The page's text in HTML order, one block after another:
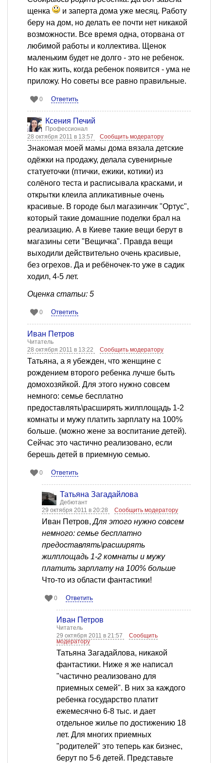
щенка
и заперта дома уже месяц. Работу
беру на дом, но делать ее почти нет никакой
возможности. Все время одна, оторвана от
любимой работы и коллектива. Щенок
маленьким будет не долго - это не ребенок.
Но как жить, когда ребенок появится - ума не
приложу. Но советы все равно правильные.
0 Ответить
Ксения Печий
Профессионал
28 октября 2011 в 13:57
Сообщить модератору
Знакомая моей мамы дома вязала детские
одёжки на продажу, делала сувенирные
статуеточки (птички, ежики, котики) из
солёного теста и расписывала красками, и
открытки клеила апликативные очень
красивые. В городе был магазинчик "Ортус",
который такие домашние поделки брал на
реализацию. А в Киеве такие вещи берут в
магазины сети "Вещичка". Правда вещи
выходили действительно очень красивые,
без огрехов. Да и ребёночек-то уже в садик
ходил, 4-5 лет.
Оценка статьи: 5
0 Ответить
Иван Петров
Читатель
28 октября 2011 в 13:22
Сообщить модератору
Татьяна, а я убежден, что женщине с
рождением второго ребенка лучше быть
домохозяйкой. Для этого нужно совсем
немного: семье бесплатно
предоставлять\расширять жилплощадь 1-2
комнаты и мужу платить зарплату на 100%
больше. (можно жене за воспитание детей).
Сейчас это частично реализовано, если
берешь детей в приемную семью.
0 Ответить
Татьяна Загадайлова
Дебютант
29 октября 2011 в 20:28
Сообщить модератору
Иван Петров,Для этого нужно совсем
немного: семье бесплатно
предоставлять\расширять
жилплощадь 1-2 комнаты и мужу
платить зарплату на 100% больше
Что-то из области фантастики!
0 Ответить
Иван Петров
Читатель
29 октября 2011 в 21:57
Сообщить
модератору
Татьяна Загадайлова, никакой
фантастики. Ниже я же написал
"частично реализовано для
приемных семей". В них за каждого
ребенка государство платит
ежемесячно 6-8 тыс. и дает
отдельное жилье по достижению 18
лет. Для многих приемных
"родителей" это теперь как бизнес,
берут по 5-6 детей. Представьте